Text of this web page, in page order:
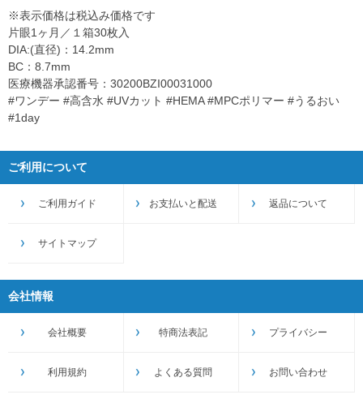
※表示価格は税込み価格です
片眼1ヶ月／１箱30枚入
DIA:(直径)：14.2mm
BC：8.7mm
医療機器承認番号：30200BZI00031000
#ワンデー #高含水 #UVカット #HEMA #MPCポリマー #うるおい
#1day
ご利用について
ご利用ガイド お支払いと配送 返品について
サイトマップ
会社情報
会社概要 特商法表記 プライバシー
利用規約 よくある質問 お問い合わせ